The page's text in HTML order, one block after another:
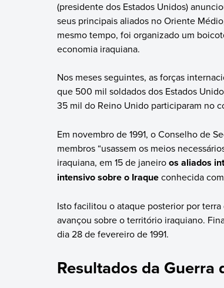
(presidente dos Estados Unidos)
seus principais aliados no Oriente
mesmo tempo, foi organizado um
economia iraquiana.
Nos meses seguintes, as forças
que 500 mil soldados dos Estados
35 mil do Reino Unido participaram no
Em novembro de 1991, o Conselho de
membros “usassem os meios
iraquiana, em 15 de janeiroos aliados
intensivo sobre o Iraqueconhecida
Isto facilitou o ataque posterior por
avançou sobre o território iraquiano.
dia 28 de fevereiro de 1991.
Resultados da Guerra